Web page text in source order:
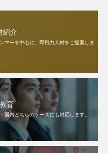
紹介
マーを中心に、即戦力人材をご提案しま
育
国内どちらのケースにも対応します。